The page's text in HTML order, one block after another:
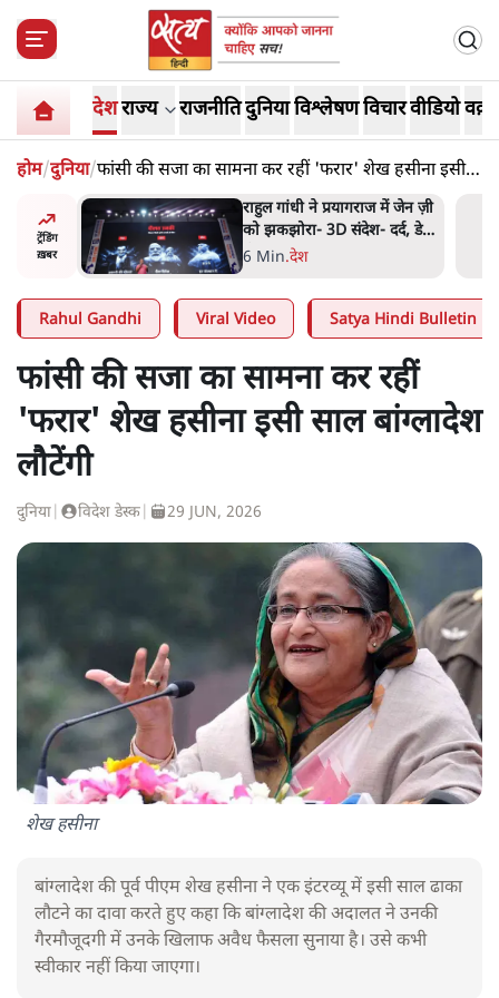
देशराज्य राजनीतिदुनियाविश्लेषणविचारवीडियो
होम/दुनिया/फांसी की सजा का सामना कर रहीं 'फरार' शेख हसीना इसी
साल बांग्लादेश लौटेंगी
ट्रेंडिंग
ख़बर
रांची में
कर रही
राहुल गांधी ने प्रयागराज में जेन ज़ी
को झकझोरा- 3D संदेश- दर्द, डेटा,
दौलत
6 Min.देश
Rahul Gandhi Viral Video Satya Hindi Bulletin
फांसी की सजा का सामना कर रहीं
'फरार' शेख हसीना इसी साल बांग्लादेश
लौटेंगी
दुनिया विदेश डेस्क 29 JUN, 2026
शेख हसीना
बांग्लादेश की पूर्व पीएम शेख हसीना ने एक इंटरव्यू में इसी साल ढाका
लौटने का दावा करते हुए कहा कि बांग्लादेश की अदालत ने उनकी
गैरमौजूदगी में उनके खिलाफ अवैध फैसला सुनाया है। उसे कभी
स्वीकार नहीं किया जाएगा।